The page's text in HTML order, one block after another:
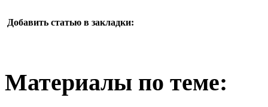
Добавить статью в закладки:
Материалы по теме: